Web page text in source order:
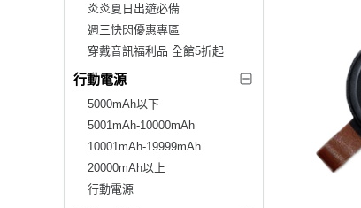
炎炎夏日出遊必備
週三快閃優惠專區
穿戴音訊福利品 全館5折起
行動電源
5000mAh以下
5001mAh-10000mAh
10001mAh-19999mAh
20000mAh以上
行動電源